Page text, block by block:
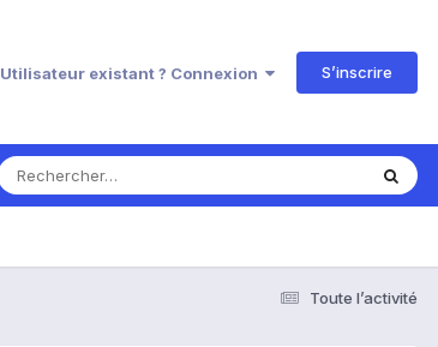
Utilisateur existant ? Connexion S’inscrire
Toute l’activité